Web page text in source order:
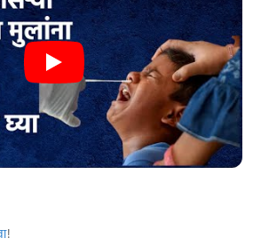
!